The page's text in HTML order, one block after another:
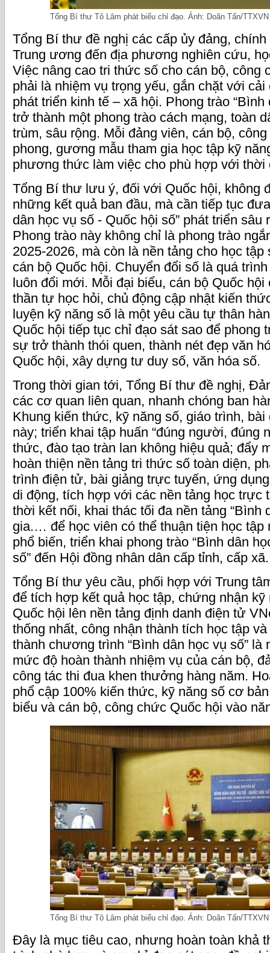
Tổng Bí thư Tô Lâm phát biểu chỉ đạo. Ảnh: Doãn Tấn/TTXVN
Tổng Bí thư đề nghị các cấp ủy đảng,
Trung ương đến địa phương nghiên cứu,
Việc nâng cao tri thức số cho cán bộ, công
phải là nhiệm vụ trọng yếu, gắn chặt với
phát triển kinh tế – xã hội. Phong trào “Bình
trở thành một phong trào cách mạng, toàn
trùm, sâu rộng. Mỗi đảng viên, cán bộ,
phong, gương mẫu tham gia học tập kỹ
phương thức làm việc cho phù hợp với thời
Tổng Bí thư lưu ý, đối với Quốc hội, không
những kết quả ban đầu, mà cần tiếp tục
dân học vụ số - Quốc hội số” phát triển sâu
Phong trào này không chỉ là phong trào
2025-2026, mà còn là nền tảng cho học
cán bộ Quốc hội. Chuyển đổi số là quá
luôn đổi mới. Mỗi đại biểu, cán bộ Quốc
thần tự học hỏi, chủ động cập nhật kiến
luyện kỹ năng số là một yêu cầu tự thân
Quốc hội tiếp tục chỉ đạo sát sao để phong
sự trở thành thói quen, thành nét đẹp văn
Quốc hội, xây dựng tư duy số, văn hóa số.
Trong thời gian tới, Tổng Bí thư đề nghị,
các cơ quan liên quan, nhanh chóng ban
Khung kiến thức, kỹ năng số, giáo trình, bài
này; triển khai tập huấn “đúng người, đúng
thức, đào tạo tràn lan không hiệu quả; đẩy
hoàn thiện nền tảng tri thức số toàn diện,
trình điện tử, bài giảng trực tuyến, ứng
di động, tích hợp với các nền tảng học trực
thời kết nối, khai thác tối đa nền tảng “Bình
gia.… để học viên có thể thuận tiện học tập
phổ biến, triển khai phong trào “Bình dân
số” đến Hội đồng nhân dân cấp tỉnh, cấp xã.
Tổng Bí thư yêu cầu, phối hợp với Trung
để tích hợp kết quả học tập, chứng nhận kỹ
Quốc hội lên nền tảng định danh điện tử
thống nhất, công nhận thành tích học tập
thành chương trình “Bình dân học vụ số” là
mức độ hoàn thành nhiệm vụ của cán bộ,
công tác thi đua khen thưởng hàng năm.
phổ cập 100% kiến thức, kỹ năng số cơ
biểu và cán bộ, công chức Quốc hội vào
Tổng Bí thư Tô Lâm phát biểu chỉ đạo. Ảnh: Doãn Tấn/TTXVN
Đây là mục tiêu cao, nhưng hoàn toàn khả